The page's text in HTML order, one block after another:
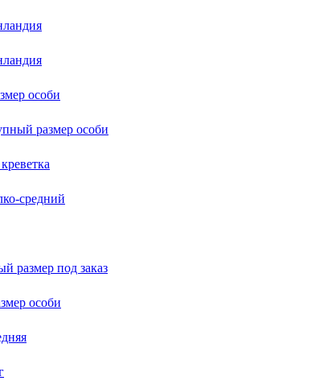
особи
размер особи
средний
размер под заказ
особи